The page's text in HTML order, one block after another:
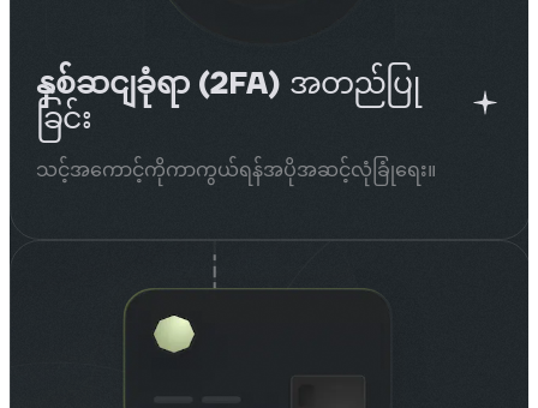
နှစ်ဆငျခုံရာ (2FA) အတည်ပြု
ခြင်း
သင့်အကောင့်ကိုကာကွယ်ရန်အပိုအဆင့်လုံခြုံရေး။